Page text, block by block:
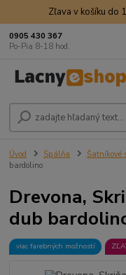
Zľava v košíku do
0905 430 367
Po-Pia 8-18 hod.
Úvod Spálňa Šatníkové
bardolino
Drevona,
dub
viac farebných možností